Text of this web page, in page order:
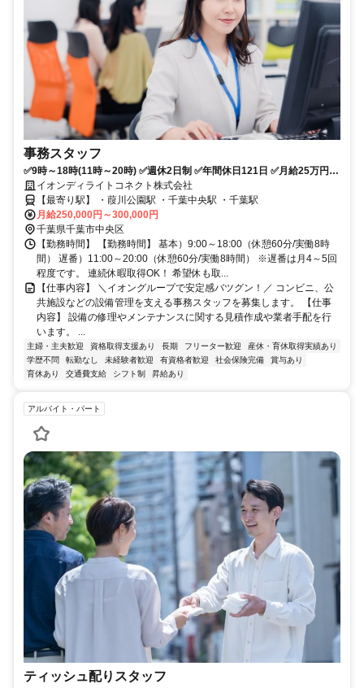
事務スタッフ
✅9時～18時(11時～20時) ✅週休2日制 ✅年間休日121日 ✅月給25万円～
✅賞与最大年3回
イオンディライトコネクト株式会社
【最寄り駅】 ・葭川公園駅 ・千葉中央駅 ・千葉駅
月給250,000円～300,000円
千葉県千葉市中央区
【勤務時間】 【勤務時間】 基本）9:00～18:00（休憩60分/実働8時
間） 遅番）11:00～20:00（休憩60分/実働8時間） ※遅番は月4～5回
程度です。 連続休暇取得OK！ 希望休も取...
【仕事内容】 ＼イオングループで安定感バツグン！／ コンビニ、公
共施設などの設備管理を支える事務スタッフを募集します。 【仕事
内容】 設備の修理やメンテナンスに関する見積作成や業者手配を行
います。 ...
主婦・主夫歓迎 資格取得支援あり 長期 フリーター歓迎
産休・育休取得実績あり
学歴不問
転勤なし 未経験者歓迎 有資格者歓迎 社会保険完備
賞与あり
育休あり
交通費支給 シフト制 昇給あり
アルバイト・パート
ティッシュ配りスタッフ